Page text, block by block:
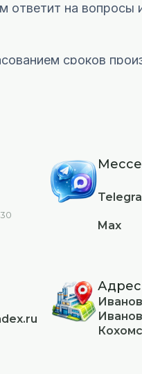
на вопросы
сроков
на электронную
через
Max
Адрес